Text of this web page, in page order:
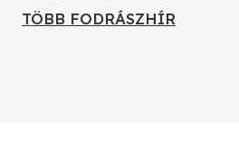
TÖBB FODRÁSZHÍR